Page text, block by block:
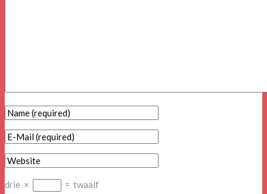
drie × = twaalf